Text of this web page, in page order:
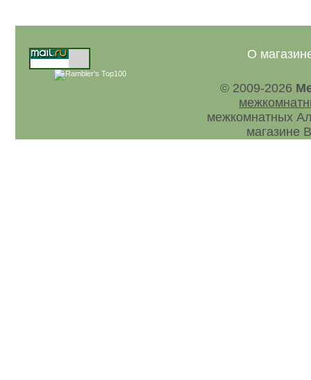
О
© 2009-2026
межкомнатных
магазине